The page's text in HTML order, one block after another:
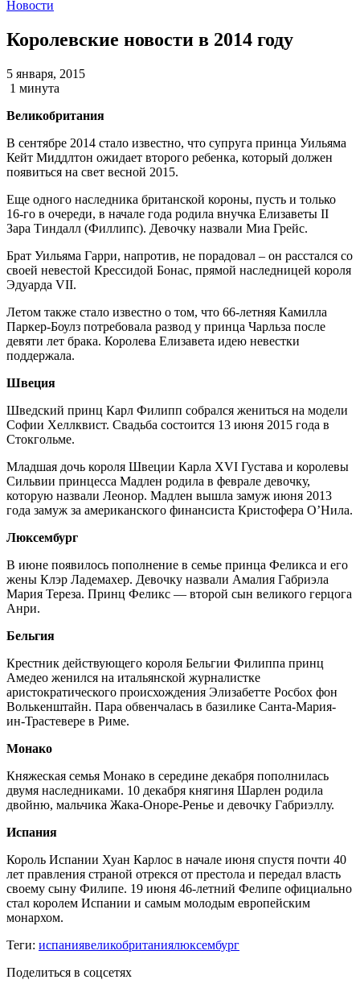
Новости
Королевские новости в 2014 году
5 января, 2015
1 минута
Великобритания
В сентябре 2014 стало известно, что супруга принца Уильяма
Кейт Миддлтон ожидает второго ребенка, который должен
появиться на свет весной 2015.
Еще одного наследника британской короны, пусть и только
16-го в очереди, в начале года родила внучка Елизаветы II
Зара Тиндалл (Филлипс). Девочку назвали Миа Грейс.
Брат Уильяма Гарри, напротив, не порадовал – он расстался со
своей невестой Крессидой Бонас, прямой наследницей короля
Эдуарда VII.
Летом также стало известно о том, что 66-летняя Камилла
Паркер-Боулз потребовала развод у принца Чарльза после
девяти лет брака. Королева Елизавета идею невестки
поддержала.
Швеция
Шведский принц Карл Филипп собрался жениться на модели
Софии Хеллквист. Свадьба состоится 13 июня 2015 года в
Стокгольме.
Младшая дочь короля Швеции Карла XVI Густава и королевы
Сильвии принцесса Мадлен родила в феврале девочку,
которую назвали Леонор. Мадлен вышла замуж июня 2013
года замуж за американского финансиста Кристофера О’Нила.
Люксембург
В июне появилось пополнение в семье принца Феликса и его
жены Клэр Ладемахер. Девочку назвали Амалия Габриэла
Мария Тереза. Принц Феликс — второй сын великого герцога
Анри.
Бельгия
Крестник действующего короля Бельгии Филиппа принц
Амедео женился на итальянской журналистке
аристократического происхождения Элизабетте Росбох фон
Волькенштайн. Пара обвенчалась в базилике Санта-Мария-
ин-Трастевере в Риме.
Монако
Княжеская семья Монако в середине декабря пополнилась
двумя наследниками. 10 декабря княгиня Шарлен родила
двойню, мальчика Жака-Оноре-Ренье и девочку Габриэллу.
Испания
Король Испании Хуан Карлос в начале июня спустя почти 40
лет правления страной отрекся от престола и передал власть
своему сыну Филипе. 19 июня 46-летний Фелипе официально
стал королем Испании и самым молодым европейским
монархом.
Теги: испаниявеликобританиялюксембург
Поделиться в соцсетях